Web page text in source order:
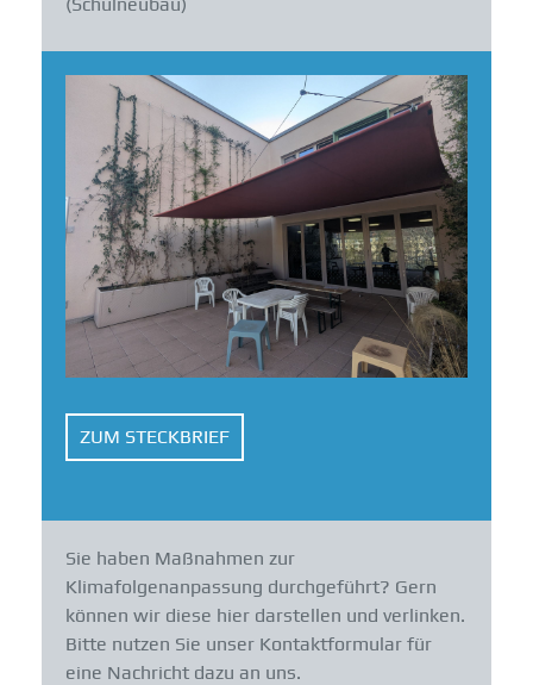
ZUM STECKBRIEF
Sie haben Maßnahmen zur
Klimafolgenanpassung durchgeführt? Gern
können wir diese hier darstellen und verlinken.
Bitte nutzen Sie unser Kontaktformular für
eine Nachricht dazu an uns.